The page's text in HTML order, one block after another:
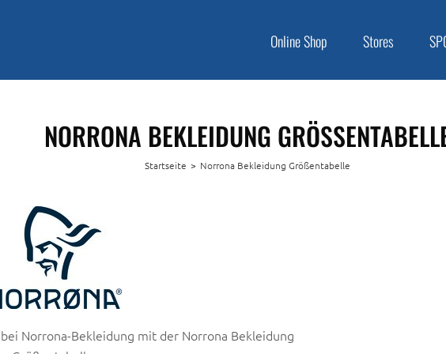
Online Shop Stores
NORRONA BEKLEIDUNG GRÖSSENTABELLE
Startseite > Norrona Bekleidung Größentabelle
Norrona-Bekleidung mit der Norrona Bekleidung